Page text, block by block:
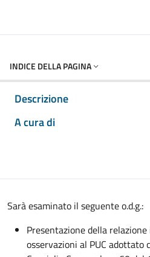
INDICE DELLA PAGINA
Descrizione
A cura di
Sarà esaminato il seguente o.d.g.:
Presentazione della
osservazioni al PUC adottato